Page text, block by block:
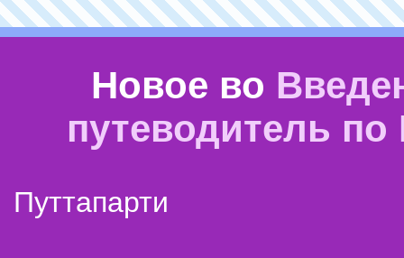
Новое во
путеводитель
Путтапарти